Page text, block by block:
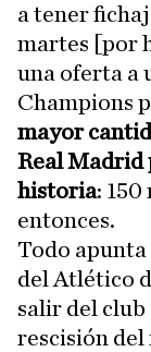
a tener
martes [por
una oferta a
Champions
mayor
Real Madrid
historia:
entonces.
Todo
del Atlético
salir del club
rescisión